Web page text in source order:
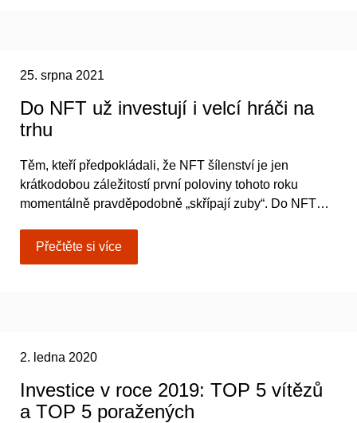
25. srpna 2021
Do NFT už investují i ​​velcí hráči na
trhu
Těm, kteří předpokládali, že NFT šílenství je jen
krátkodobou záležitostí první poloviny tohoto roku
momentálně pravděpodobně „skřípají zuby“. Do NFT…
Přečtěte si více
2. ledna 2020
Investice v roce 2019: TOP 5 vítězů
a TOP 5 poražených